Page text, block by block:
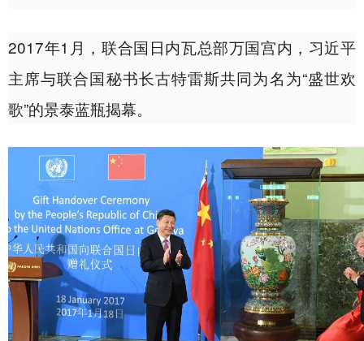
2017年1月，联合国日内瓦总部万国宫内，习近平
主席与联合国秘书长古特雷斯共同为名为“盛世欢
歌”的景泰蓝瓶揭幕。